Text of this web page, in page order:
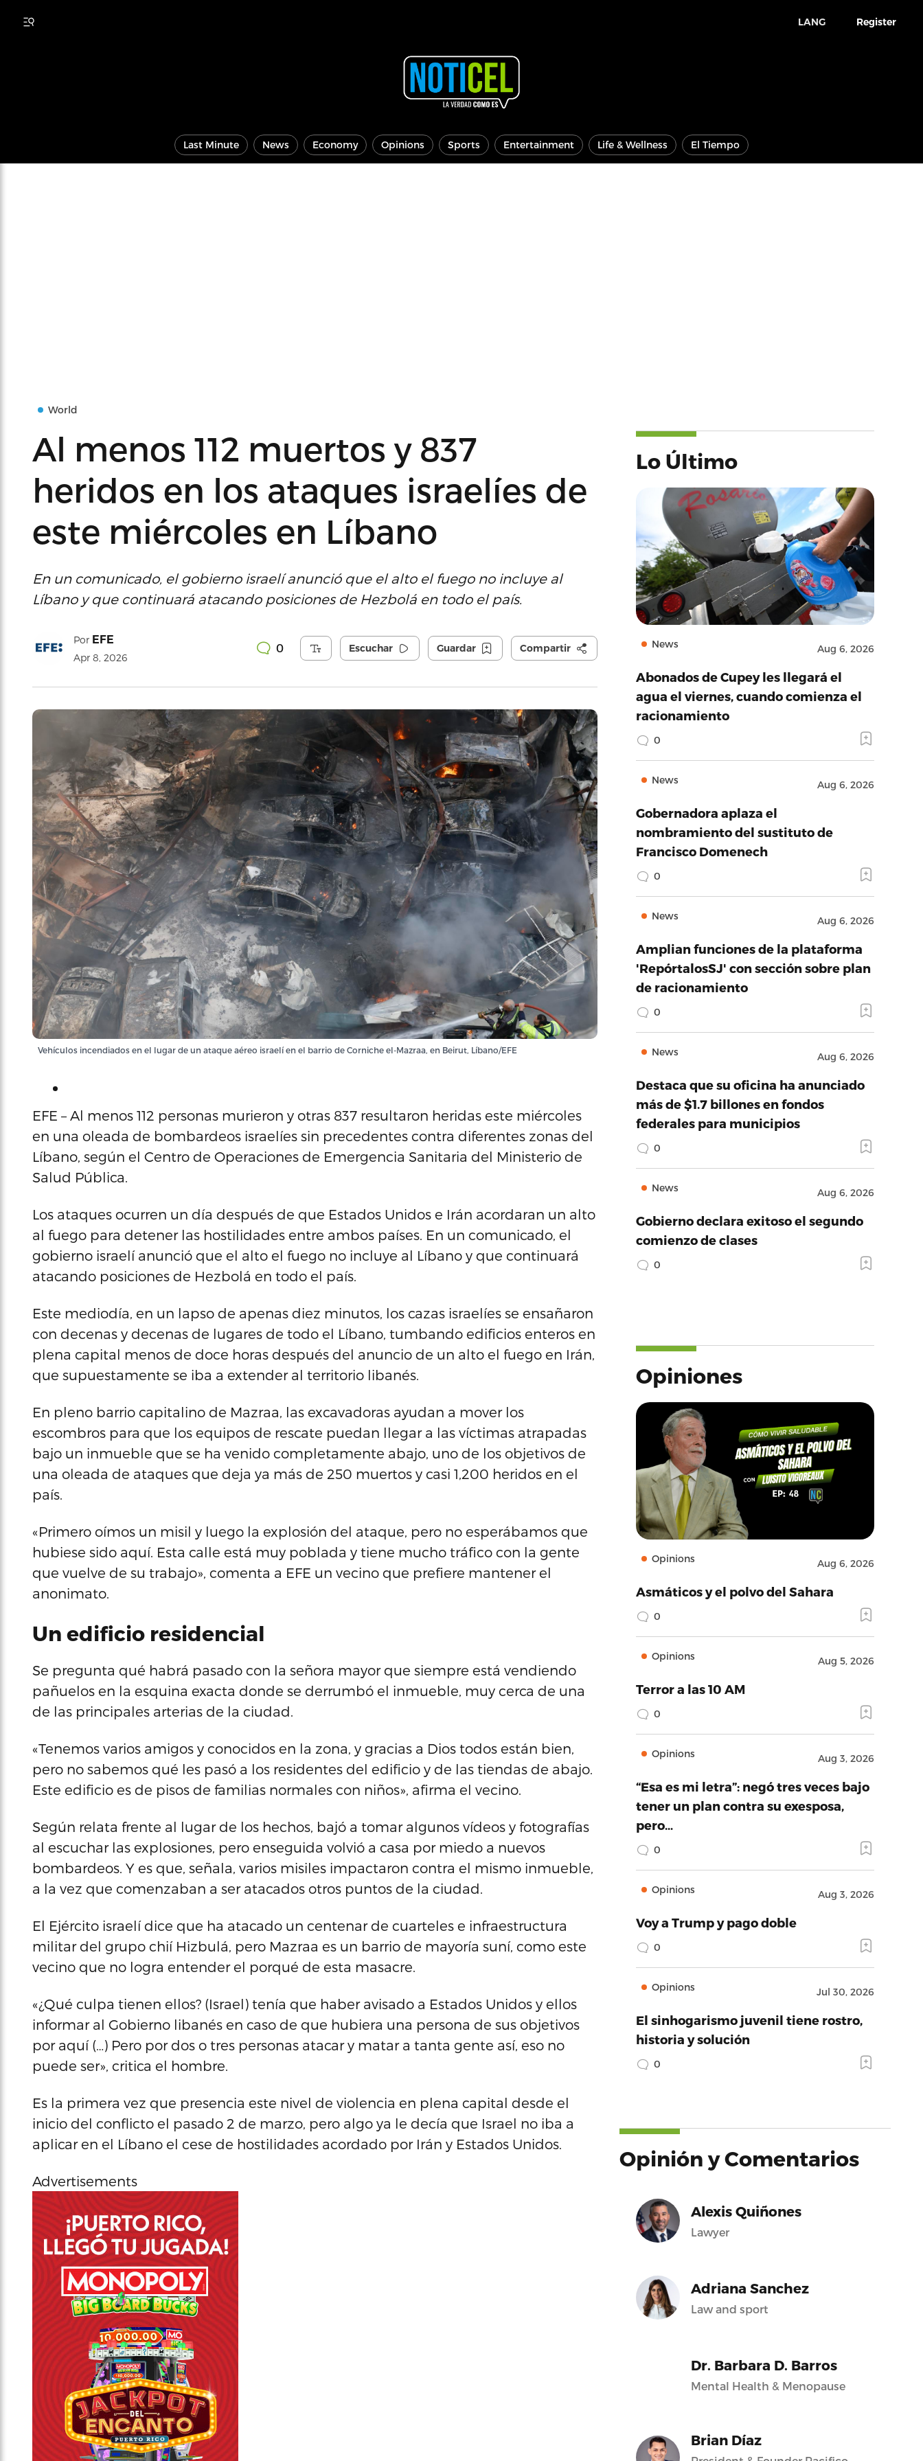
LANG Register
Last Minute News Economy Opinions Sports Entertainment Life & Wellness El Tiempo
World
Al menos 112 muertos y 837
heridos en los ataques israelíes de
este miércoles en Líbano
En un comunicado, el gobierno israelí anunció que el alto el fuego no incluye al
Líbano y que continuará atacando posiciones de Hezbolá en todo el país.
Por EFE
Apr 8, 2026
0 Escuchar Guardar Compartir
Vehículos incendiados en el lugar de un ataque aéreo israelí en el barrio de Corniche el-Mazraa, en Beirut, Líbano/EFE
EFE – Al menos 112 personas murieron y otras 837 resultaron heridas este miércoles
en una oleada de bombardeos israelíes sin precedentes contra diferentes zonas del
Líbano, según el Centro de Operaciones de Emergencia Sanitaria del Ministerio de
Salud Pública.
Los ataques ocurren un día después de que Estados Unidos e Irán acordaran un alto
al fuego para detener las hostilidades entre ambos países. En un comunicado, el
gobierno israelí anunció que el alto el fuego no incluye al Líbano y que continuará
atacando posiciones de Hezbolá en todo el país.
Este mediodía, en un lapso de apenas diez minutos, los cazas israelíes se ensañaron
con decenas y decenas de lugares de todo el Líbano, tumbando edificios enteros en
plena capital menos de doce horas después del anuncio de un alto el fuego en Irán,
que supuestamente se iba a extender al territorio libanés.
En pleno barrio capitalino de Mazraa, las excavadoras ayudan a mover los
escombros para que los equipos de rescate puedan llegar a las víctimas atrapadas
bajo un inmueble que se ha venido completamente abajo, uno de los objetivos de
una oleada de ataques que deja ya más de 250 muertos y casi 1,200 heridos en el
país.
«Primero oímos un misil y luego la explosión del ataque, pero no esperábamos que
hubiese sido aquí. Esta calle está muy poblada y tiene mucho tráfico con la gente
que vuelve de su trabajo», comenta a EFE un vecino que prefiere mantener el
anonimato.
Un edificio residencial
Se pregunta qué habrá pasado con la señora mayor que siempre está vendiendo
pañuelos en la esquina exacta donde se derrumbó el inmueble, muy cerca de una
de las principales arterias de la ciudad.
«Tenemos varios amigos y conocidos en la zona, y gracias a Dios todos están bien,
pero no sabemos qué les pasó a los residentes del edificio y de las tiendas de abajo.
Este edificio es de pisos de familias normales con niños», afirma el vecino.
Según relata frente al lugar de los hechos, bajó a tomar algunos vídeos y fotografías
al escuchar las explosiones, pero enseguida volvió a casa por miedo a nuevos
bombardeos. Y es que, señala, varios misiles impactaron contra el mismo inmueble,
a la vez que comenzaban a ser atacados otros puntos de la ciudad.
El Ejército israelí dice que ha atacado un centenar de cuarteles e infraestructura
militar del grupo chií Hizbulá, pero Mazraa es un barrio de mayoría suní, como este
vecino que no logra entender el porqué de esta masacre.
«¿Qué culpa tienen ellos? (Israel) tenía que haber avisado a Estados Unidos y ellos
informar al Gobierno libanés en caso de que hubiera una persona de sus objetivos
por aquí (…) Pero por dos o tres personas atacar y matar a tanta gente así, eso no
puede ser», critica el hombre.
Es la primera vez que presencia este nivel de violencia en plena capital desde el
inicio del conflicto el pasado 2 de marzo, pero algo ya le decía que Israel no iba a
aplicar en el Líbano el cese de hostilidades acordado por Irán y Estados Unidos.
Advertisements
Lo Último
News Aug 6, 2026
Abonados de Cupey les llegará el
agua el viernes, cuando comienza el
racionamiento
0
News Aug 6, 2026
Gobernadora aplaza el
nombramiento del sustituto de
Francisco Domenech
0
News Aug 6, 2026
Amplian funciones de la plataforma
'RepórtalosSJ' con sección sobre plan
de racionamiento
0
News Aug 6, 2026
Destaca que su oficina ha anunciado
más de $1.7 billones en fondos
federales para municipios
0
News Aug 6, 2026
Gobierno declara exitoso el segundo
comienzo de clases
0
Opiniones
Opinions Aug 6, 2026
Asmáticos y el polvo del Sahara
0
Opinions Aug 5, 2026
Terror a las 10 AM
0
Opinions Aug 3, 2026
“Esa es mi letra”: negó tres veces bajo
tener un plan contra su exesposa,
pero…
0
Opinions Aug 3, 2026
Voy a Trump y pago doble
0
Opinions Jul 30, 2026
El sinhogarismo juvenil tiene rostro,
historia y solución
0
Opinión y Comentarios
Alexis Quiñones
Lawyer
Adriana Sanchez
Law and sport
Dr. Barbara D. Barros
Mental Health & Menopause
Brian Díaz